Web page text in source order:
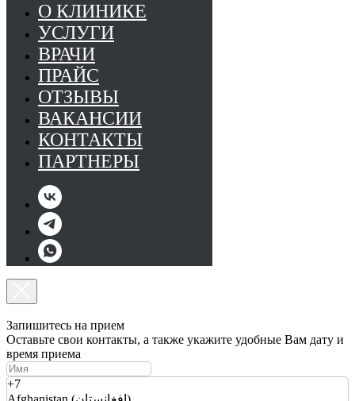
О КЛИНИКЕ
УСЛУГИ
ВРАЧИ
ПРАЙС
ОТЗЫВЫ
ВАКАНСИИ
КОНТАКТЫ
ПАРТНЕРЫ
Запишитесь на прием
Оставьте свои контакты, а также укажите удобные Вам дату и
время приема
+7